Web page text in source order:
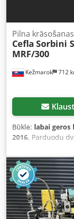
Kežmarok 712
Pilna
Cefla Sorbini
MRF/300
Būklė: labai geros
2016, Parduodu
apdailai parketo
Smart Parquett
Konfigūracija:
oksidacinis, UV,
visiškai naujas,
naujų guminių
Darbinis plotis: